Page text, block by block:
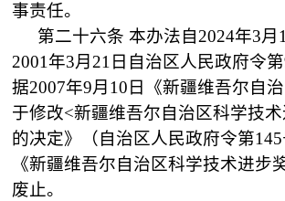
事责任。
第二十六条 本办法自2024年3月
2001年3月21 日自治区人民政府令第
据2007年9月 10 日《新疆维吾尔自
于修改<新疆维吾尔自治区科学技
的决定》（自治区人民政府令第145
《新疆维吾尔自治区科学技术进步
废止。